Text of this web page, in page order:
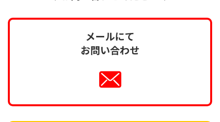
メールにて
お問い合わせ